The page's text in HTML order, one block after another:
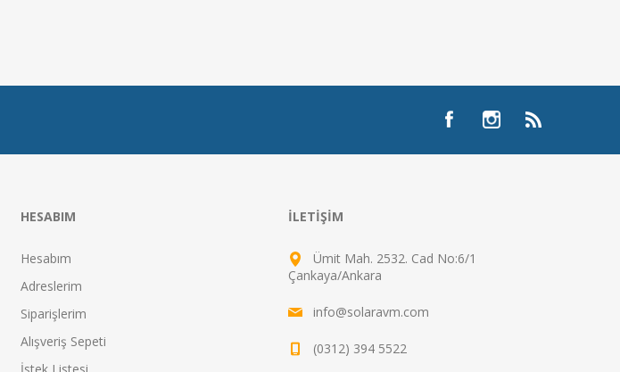
HESABIM
Hesabım
Adreslerim
Siparişlerim
Alışveriş Sepeti
İLETIŞIM
Ümit Mah. 2532. Cad No:6/1
Çankaya/Ankara
info@solaravm.com
(0312) 394 5522